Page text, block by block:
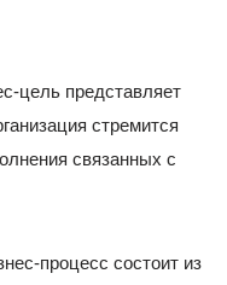
цель представляет
стремится
связанных с
процесс состоит из